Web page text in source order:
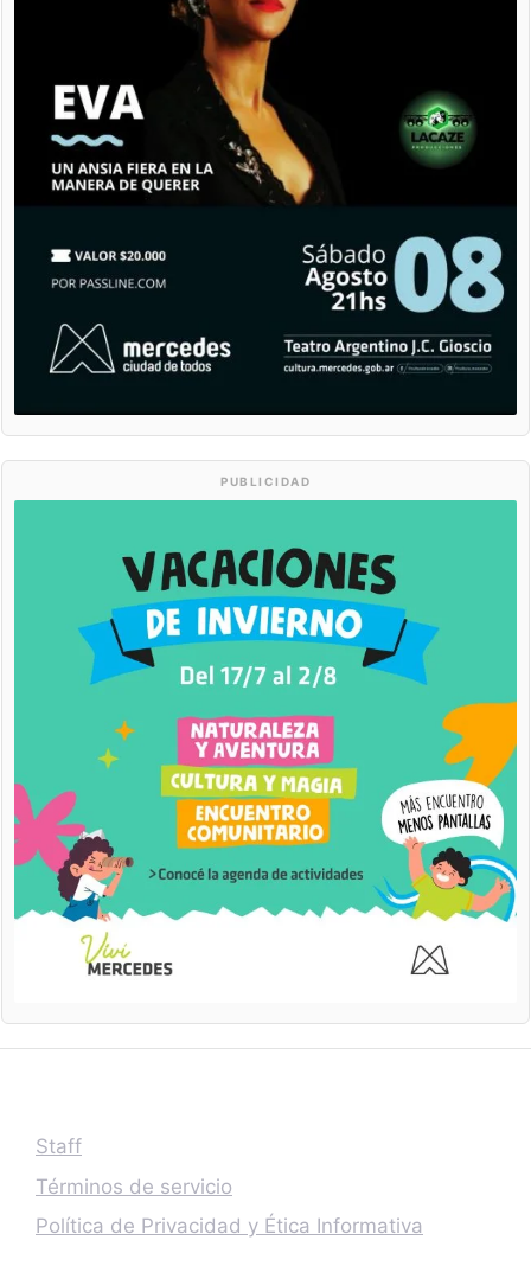
PUBLICIDAD
Staff
Términos de servicio
Política de Privacidad y Ética Informativa